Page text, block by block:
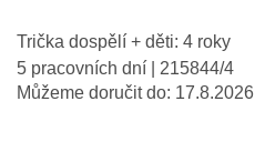
Trička dospělí + děti: 4 roky
5 pracovních dní
| 215844/4
Můžeme doručit do: 17.8.2026